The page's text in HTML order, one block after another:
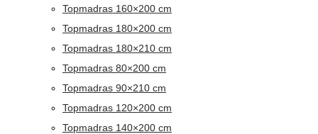
Topmadras 160×200 cm
Topmadras 180×200 cm
Topmadras 180×210 cm
Topmadras 80×200 cm
Topmadras 90×210 cm
Topmadras 120×200 cm
Topmadras 140×200 cm